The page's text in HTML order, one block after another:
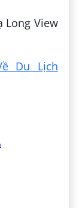
Long View
Du Lịch